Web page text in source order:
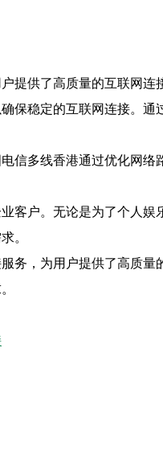
提供了高质量的互联网
保稳定的互联网连接。
信多线香港通过优化网
客户。无论是为了个人
。
务，为用户提供了高质